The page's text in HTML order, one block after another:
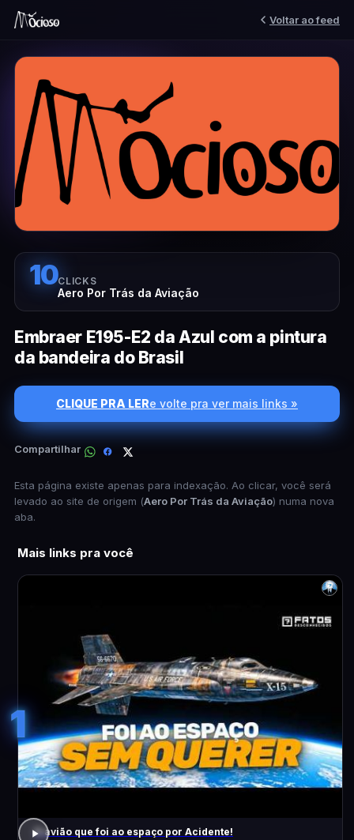
Voltar ao feed
10CLICKS
Aero Por Trás da Aviação
Embraer E195-E2 da Azul com a pintura
da bandeira do Brasil
CLIQUE PRA LERe volte pra ver mais links »
Compartilhar
Esta página existe apenas para indexação. Ao clicar, você será
levado ao site de origem (Aero Por Trás da Aviação) numa nova
aba.
Mais links pra você
1
O avião que foi ao espaço por Acidente!